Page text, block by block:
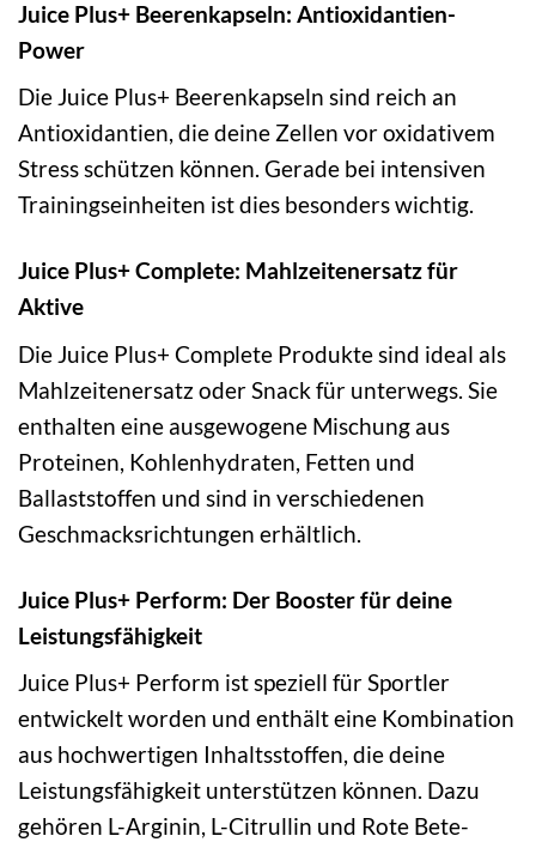
Juice Plus+ Beerenkapseln: Antioxidantien-
Power
Die Juice Plus+ Beerenkapseln sind reich an
Antioxidantien, die deine Zellen vor oxidativem
Stress schützen können. Gerade bei intensiven
Trainingseinheiten ist dies besonders wichtig.
Juice Plus+ Complete: Mahlzeitenersatz für
Aktive
Die Juice Plus+ Complete Produkte sind ideal als
Mahlzeitenersatz oder Snack für unterwegs. Sie
enthalten eine ausgewogene Mischung aus
Proteinen, Kohlenhydraten, Fetten und
Ballaststoffen und sind in verschiedenen
Geschmacksrichtungen erhältlich.
Juice Plus+ Perform: Der Booster für deine
Leistungsfähigkeit
Juice Plus+ Perform ist speziell für Sportler
entwickelt worden und enthält eine Kombination
aus hochwertigen Inhaltsstoffen, die deine
Leistungsfähigkeit unterstützen können. Dazu
gehören L-Arginin, L-Citrullin und Rote Bete-